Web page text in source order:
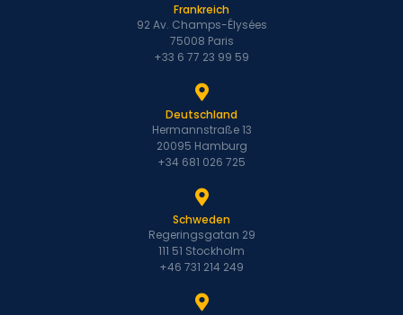
Frankreich
92 Av. Champs-Élysées
75008 Paris
+33 6 77 23 99 59
Deutschland
Hermannstraße 13
20095 Hamburg
+34 681 026 725
Schweden
Regeringsgatan 29
111 51 Stockholm
+46 731 214 249